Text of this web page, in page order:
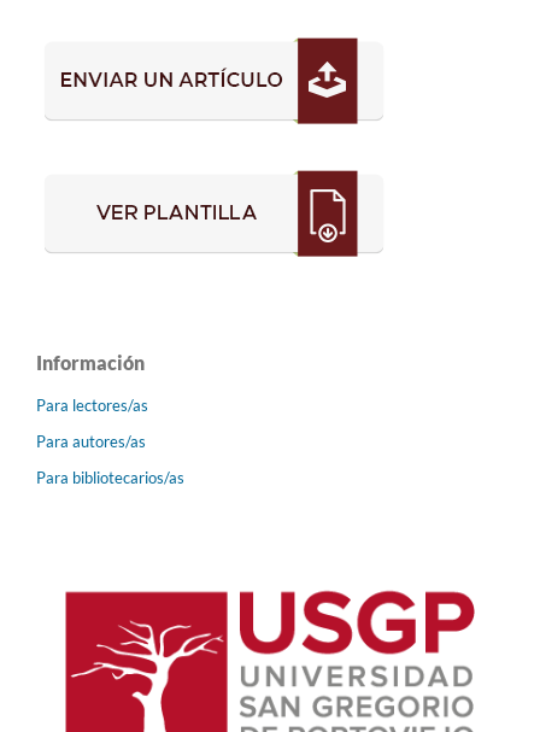
Información
Para lectores/as
Para autores/as
Para bibliotecarios/as